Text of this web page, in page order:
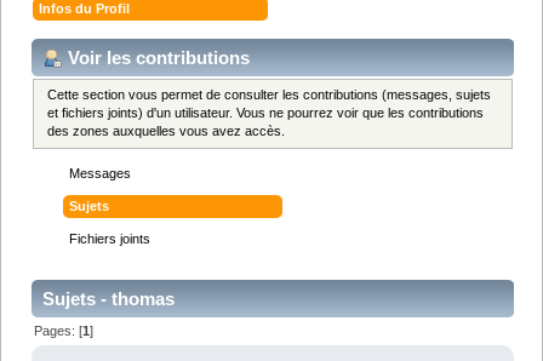
Infos du Profil
Voir les contributions
Cette section vous permet de consulter les contributions (messages, sujets
et fichiers joints) d'un utilisateur. Vous ne pourrez voir que les contributions
des zones auxquelles vous avez accès.
Messages
Sujets
Fichiers joints
Sujets - thomas
Pages: [1]